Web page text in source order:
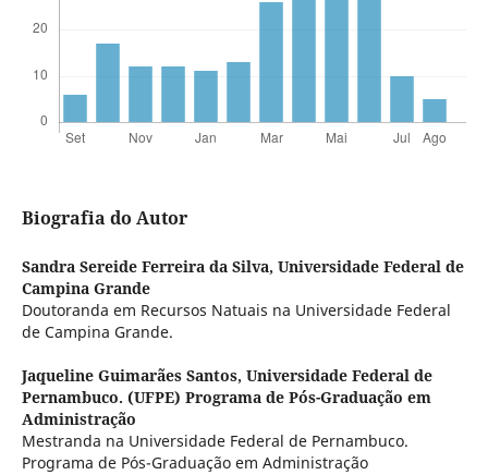
Biografia do Autor
Sandra Sereide Ferreira da Silva, Universidade Federal de
Campina Grande
Doutoranda em Recursos Natuais na Universidade Federal
de Campina Grande.
Jaqueline Guimarães Santos, Universidade Federal de
Pernambuco. (UFPE) Programa de Pós-Graduação em
Administração
Mestranda na Universidade Federal de Pernambuco.
Programa de Pós-Graduação em Administração